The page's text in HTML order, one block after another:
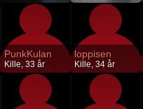
PunkKulan
Kille, 33 år
loppisen
Kille, 34 år